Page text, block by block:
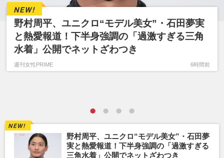
野村周平、ユニクロ“モデル美女”・石田夢実
と熱愛報道！下半身強調の「過激すぎる三角
水着」公開でネットざわつき
週刊女性PRIME 6時間前
野村周平、ユニクロ“モデル美女”・石田夢
実と熱愛報道！下半身強調の「過激すぎる
三角水着」公開でネットざわつき